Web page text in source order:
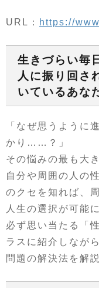
URL： https://
生きづらい毎
人に振り回さ
いているあな
「なぜ思うように
かり……？」
その悩みの最も大
自分や周囲の人の
のクセを知れば、
人生の選択が可能
必ず思い当たる「
ラスに紹介しなが
問題の解決法を解